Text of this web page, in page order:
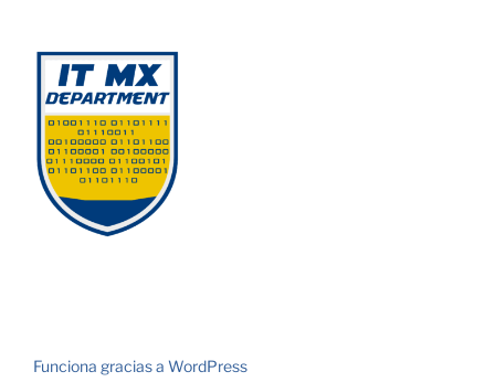
Funciona gracias a WordPress